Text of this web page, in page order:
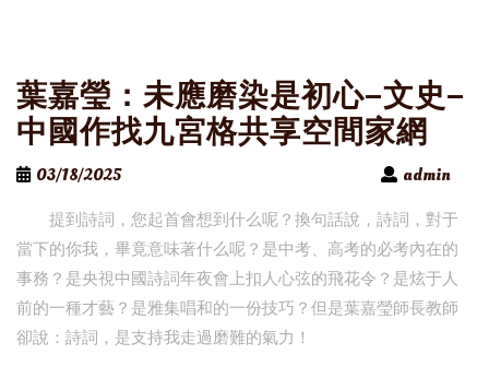
葉嘉瑩：未應磨染是初心–文史–
中國作找九宮格共享空間家網
03/18/2025
admin
提到詩詞，您起首會想到什么呢？換句話說，詩詞，對于
當下的你我，畢竟意味著什么呢？是中考、高考的必考內在的
事務？是央視中國詩詞年夜會上扣人心弦的飛花令？是炫于人
前的一種才藝？是雅集唱和的一份技巧？但是葉嘉瑩師長教師
卻說：詩詞，是支持我走過磨難的氣力！